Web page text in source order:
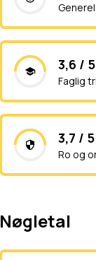
3,6 / 5
Faglig
3,7 / 5
Ro og
Nøgletal